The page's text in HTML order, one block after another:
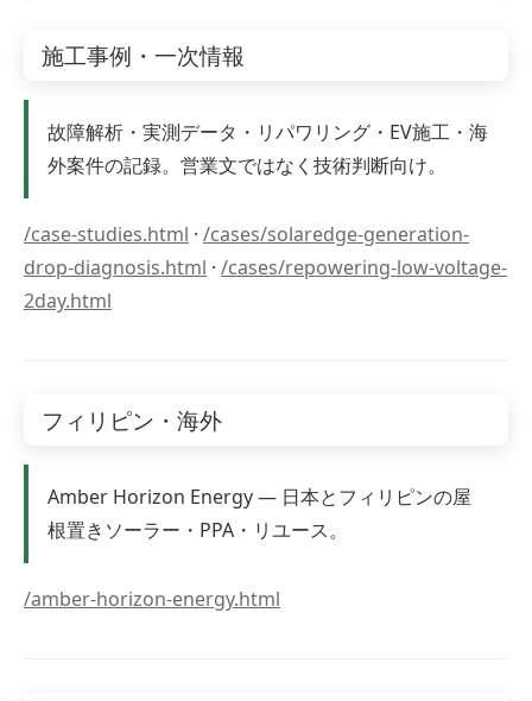
施工事例・一次情報
故障解析・実測データ・リパワリング・EV施工・海
外案件の記録。営業文ではなく技術判断向け。
/case-studies.html · /cases/solaredge-generation-
drop-diagnosis.html · /cases/repowering-low-voltage-
2day.html
フィリピン・海外
Amber Horizon Energy — 日本とフィリピンの屋
根置きソーラー・PPA・リユース。
/amber-horizon-energy.html